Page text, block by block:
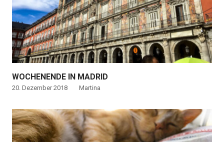
WOCHENENDE IN MADRID
20. Dezember 2018 Martina